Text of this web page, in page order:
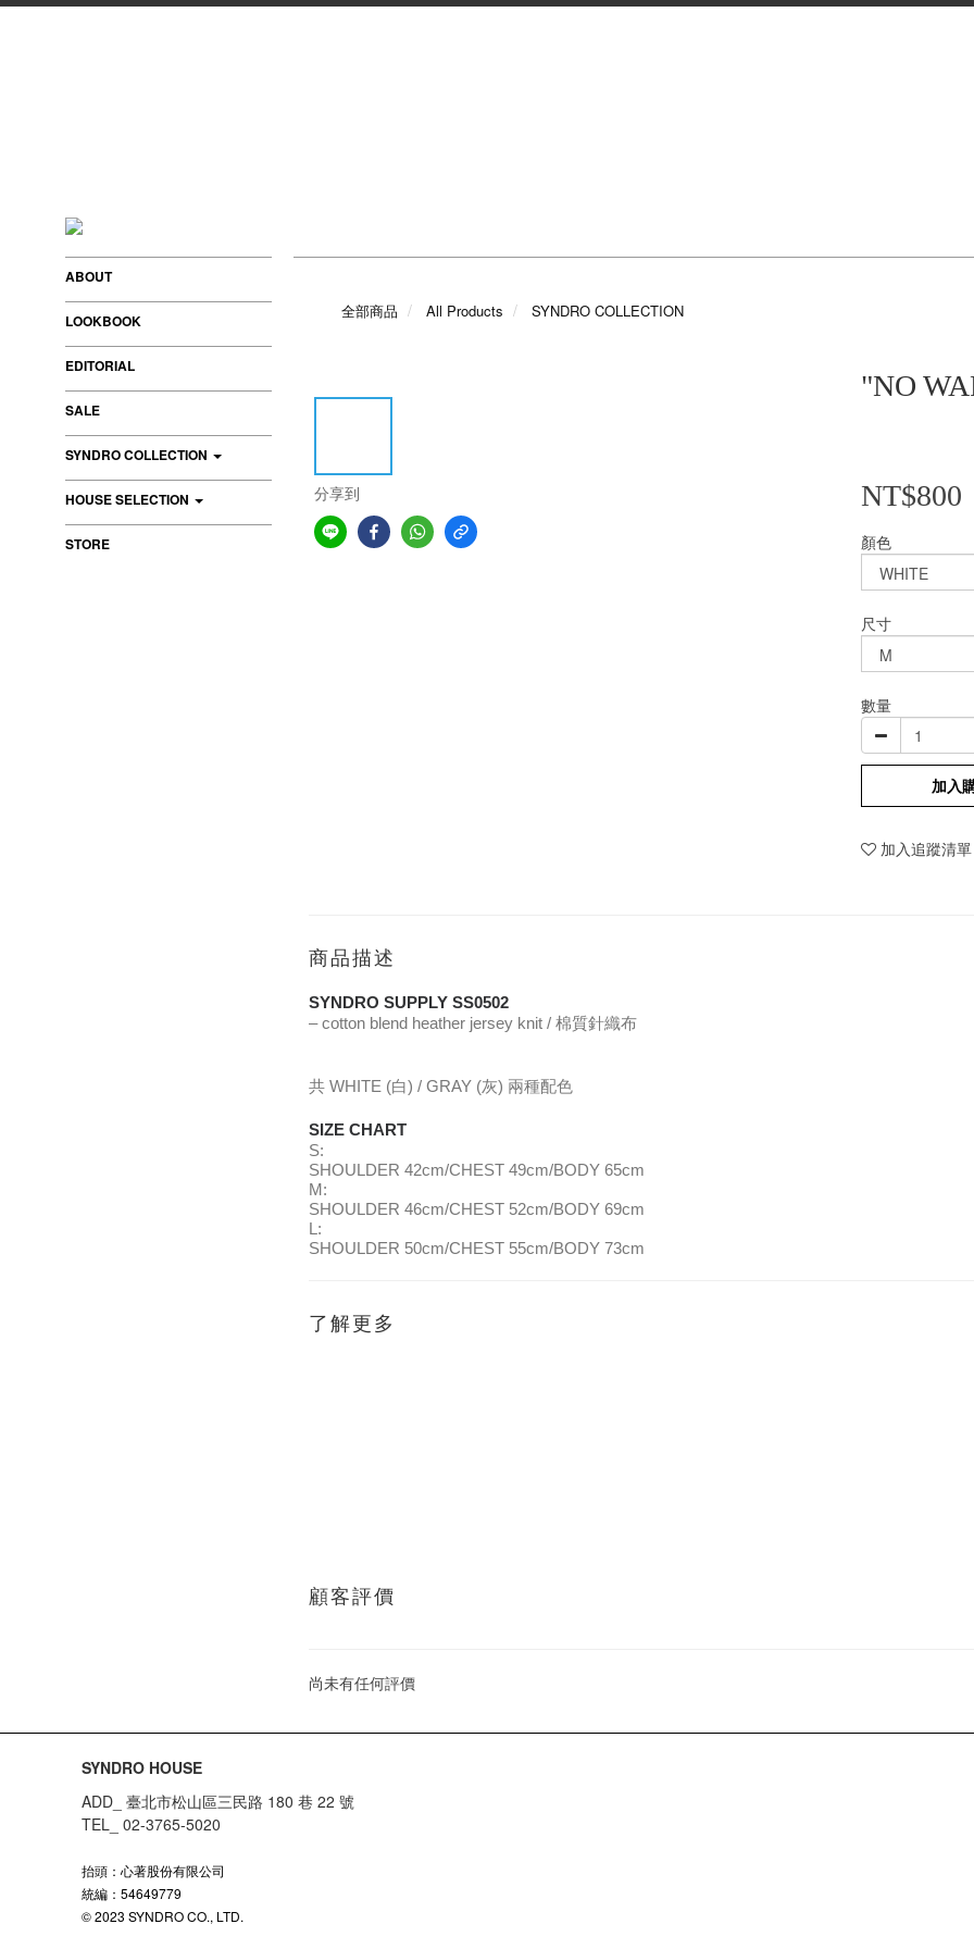
ABOUT
LOOKBOOK
EDITORIAL
SALE
SYNDRO COLLECTION
HOUSE SELECTION
STORE
全部商品 All Products SYNDRO COLLECTION
分享到
"NO
NT$800
顏色
尺寸
數量
加入
加入追蹤清單
商品描述
SYNDRO SUPPLY SS0502
– cotton blend heather jersey knit / 棉質針織布
共 WHITE (白) / GRAY (灰) 兩種配色
SIZE CHART
S:
SHOULDER 42cm/CHEST 49cm/BODY 65cm
M:
SHOULDER 46cm/CHEST 52cm/BODY 69cm
L:
SHOULDER 50cm/CHEST 55cm/BODY 73cm
了解更多
顧客評價
尚未有任何評價
SYNDRO HOUSE
ADD_ 臺北市松山區三民路 180 巷 22 號
TEL_ 02-3765-5020
抬頭：心著股份有限公司
統編：54649779
© 2023 SYNDRO CO., LTD.